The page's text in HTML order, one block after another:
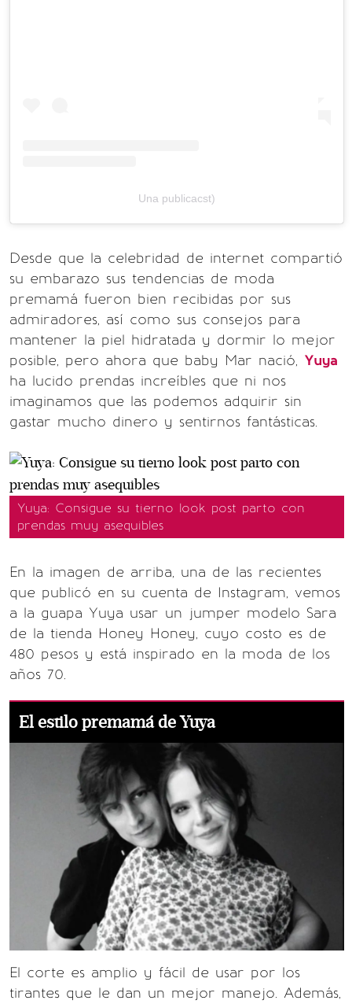
Una publicacst)
Desde que la celebridad de internet compartió
su embarazo sus tendencias de moda
premamá fueron bien recibidas por sus
admiradores, así como sus consejos para
mantener la piel hidratada y dormir lo mejor
posible, pero ahora que baby Mar nació, Yuya
ha lucido prendas increíbles que ni nos
imaginamos que las podemos adquirir sin
gastar mucho dinero y sentirnos fantásticas.
Yuya: Consigue su tierno look post parto con
prendas muy asequibles
En la imagen de arriba, una de las recientes
que publicó en su cuenta de Instagram, vemos
a la guapa Yuya usar un jumper modelo Sara
de la tienda Honey Honey, cuyo costo es de
480 pesos y está inspirado en la moda de los
años 70.
El estilo premamá de Yuya
El corte es amplio y fácil de usar por los
tirantes que le dan un mejor manejo. Además,